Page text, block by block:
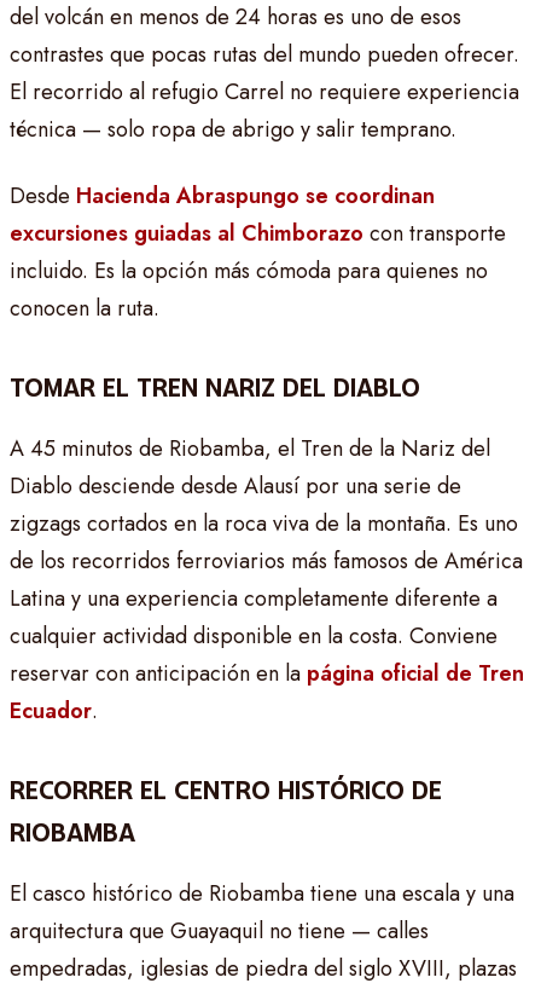
del volcán en menos de 24 horas es uno de esos
contrastes que pocas rutas del mundo pueden ofrecer.
El recorrido al refugio Carrel no requiere experiencia
técnica — solo ropa de abrigo y salir temprano.
Desde Hacienda Abraspungo se coordinan
excursiones guiadas al Chimborazo con transporte
incluido. Es la opción más cómoda para quienes no
conocen la ruta.
TOMAR EL TREN NARIZ DEL DIABLO
A 45 minutos de Riobamba, el Tren de la Nariz del
Diablo desciende desde Alausí por una serie de
zigzags cortados en la roca viva de la montaña. Es uno
de los recorridos ferroviarios más famosos de América
Latina y una experiencia completamente diferente a
cualquier actividad disponible en la costa. Conviene
reservar con anticipación en la página oficial de Tren
Ecuador.
RECORRER EL CENTRO HISTÓRICO DE
RIOBAMBA
El casco histórico de Riobamba tiene una escala y una
arquitectura que Guayaquil no tiene — calles
empedradas, iglesias de piedra del siglo XVIII, plazas